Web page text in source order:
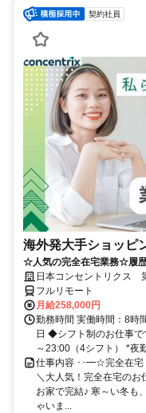
契約社員
海外発大手ショッピ
☆人気の完全在宅業務☆履
研修で、業界未経験の方も
日本コンセントリクス
フルリモート
月給258,000円
勤務時間 実働時間：8時
日 ◆シフト制のお仕事
～23:00（4シフト） *夜
仕事内容 ･･━☆完全在宅
＼大人気！完全在宅のお
お家で完結♪ 寒～い冬も
ゃいま...